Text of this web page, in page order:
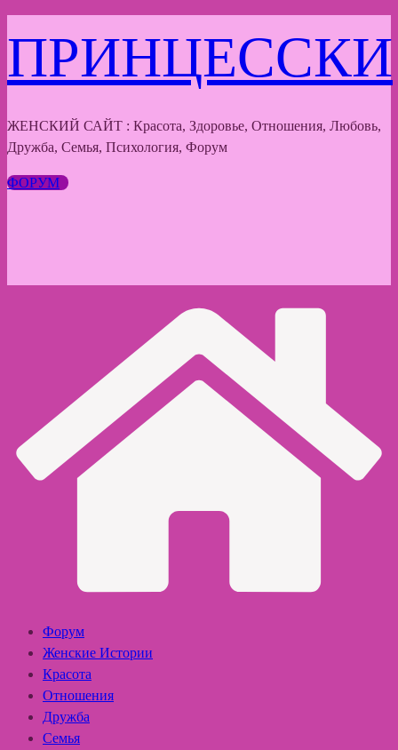
к
содержимому
ПРИНЦЕССКИ
ЖЕНСКИЙ САЙТ : Красота, Здоровье, Отношения, Любовь,
Дружба, Семья, Психология, Форум
ФОРУМ
Форум
Женские Истории
Красота
Отношения
Дружба
Семья